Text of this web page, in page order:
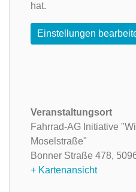
hat.
Einstellungen
Veranstaltungsort
Fahrrad-AG Initiative
Moselstraße"
Bonner Straße 478,
+ Kartenansicht